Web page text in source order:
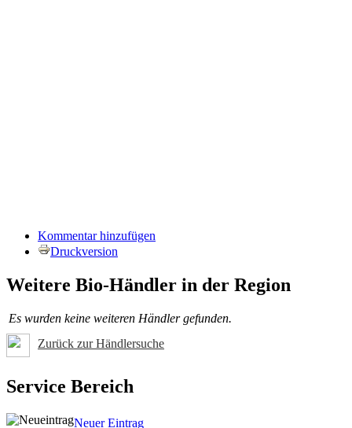
Kommentar hinzufügen
Druckversion
Weitere Bio-Händler in der Region
Es wurden keine weiteren Händler gefunden.
Zurück zur Händlersuche
Service Bereich
Neuer Eintrag